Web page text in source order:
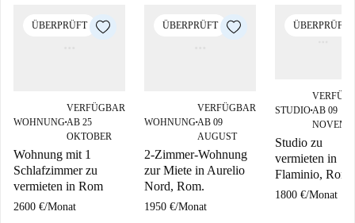
ÜBERPRÜFT
WOHNUNG■
VERFÜGBAR
AB 25
OKTOBER
Wohnung mit 1
Schlafzimmer zu
vermieten in Rom
2600 €/Monat
ÜBERPRÜFT
WOHNUNG■
VERFÜGBAR
AB 09
AUGUST
2-Zimmer-Wohnung
zur Miete in Aurelio
Nord, Rom.
1950 €/Monat
ÜBERPRÜFT
STUDIO■AB 09
Studio zu
vermieten in
Flaminio, Rom.
1800 €/Monat